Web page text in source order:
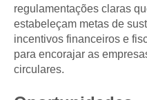
regulamentações claras
estabeleçam metas de
incentivos financeiros e
para encorajar as
circulares.